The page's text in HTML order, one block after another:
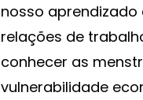
nosso
relações de
conhecer as
vulnerabilidade